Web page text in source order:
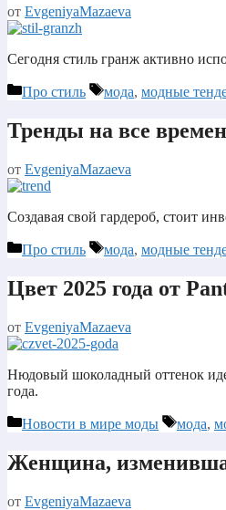
от EvgeniyaMazaeva
Сегодня стиль гранж активно
Рубрики
Про стиль Метки
мода, модные
Тренды на все
от EvgeniyaMazaeva
Создавая свой гардероб, стоит
Рубрики
Про стиль Метки
мода, модные
Цвет 2025 года от
от EvgeniyaMazaeva
Нюдовый шоколадный оттенок
года.
Рубрики
Новости в мире моды Метки
мода,
Женщина,
от EvgeniyaMazaeva